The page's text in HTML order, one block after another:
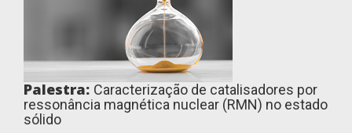
Palestra: Caracterização de catalisadores por
ressonância magnética nuclear (RMN) no estado
sólido